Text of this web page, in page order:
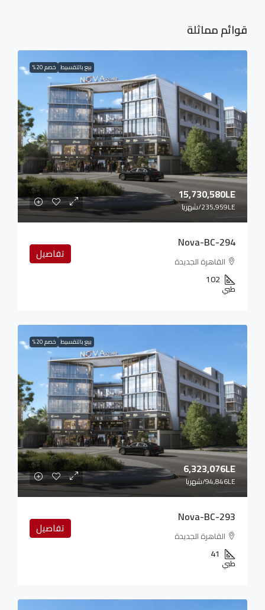
قوائم مماثلة
بيع بالتقسيط خصم 20%
15,730,580LE
235,959LE/شهريا
Nova-BC-294
القاهرة الجديدة
102
طبي
تفاصيل
بيع بالتقسيط خصم 20%
6,323,076LE
94,846LE/شهريا
Nova-BC-293
القاهرة الجديدة
41
طبي
تفاصيل